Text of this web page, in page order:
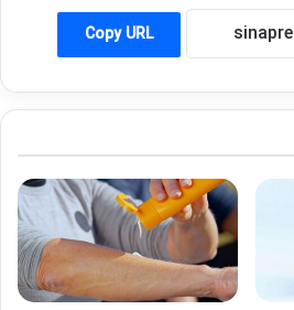
Copy URL